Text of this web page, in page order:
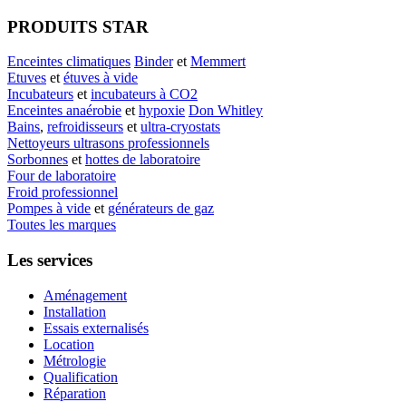
PRODUITS STAR
Enceintes climatiques Binderet Memmert
Etuves et étuves à vide
Incubateurs et incubateurs à CO2
Enceintes anaérobie et hypoxie Don Whitley
Bains, refroidisseurs et ultra-cryostats
Nettoyeurs ultrasons professionnels
Sorbonnes et hottes de laboratoire
Four de laboratoire
Froid professionnel
Pompes à vide et générateurs de gaz
Toutes les marques
Les services
Aménagement
Installation
Essais externalisés
Location
Métrologie
Qualification
Réparation